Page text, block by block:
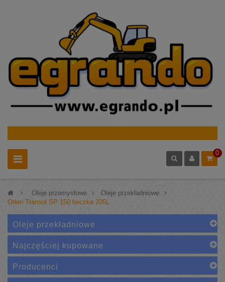
0
> Oleje przemysłowe > Oleje przekładniowe
>
Orlen Transol SP 150 beczka 205L
Oleje przekładniowe
Najczęściej kupowane
Producenci